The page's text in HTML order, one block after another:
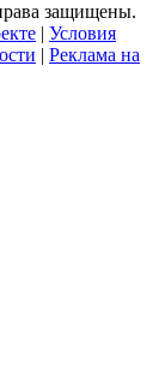
защищены.
Условия
Реклама на